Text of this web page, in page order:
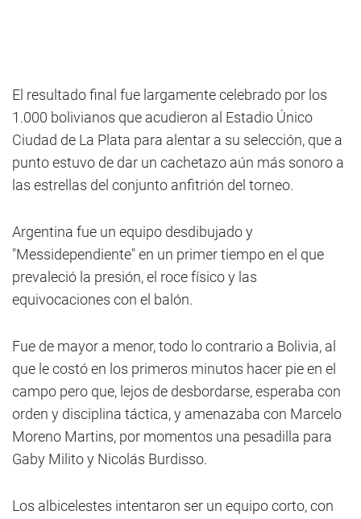
El resultado final fue largamente celebrado por los
1.000 bolivianos que acudieron al Estadio Único
Ciudad de La Plata para alentar a su selección, que a
punto estuvo de dar un cachetazo aún más sonoro a
las estrellas del conjunto anfitrión del torneo.
Argentina fue un equipo desdibujado y
"Messidependiente" en un primer tiempo en el que
prevaleció la presión, el roce físico y las
equivocaciones con el balón.
Fue de mayor a menor, todo lo contrario a Bolivia, al
que le costó en los primeros minutos hacer pie en el
campo pero que, lejos de desbordarse, esperaba con
orden y disciplina táctica, y amenazaba con Marcelo
Moreno Martins, por momentos una pesadilla para
Gaby Milito y Nicolás Burdisso.
Los albicelestes intentaron ser un equipo corto, con